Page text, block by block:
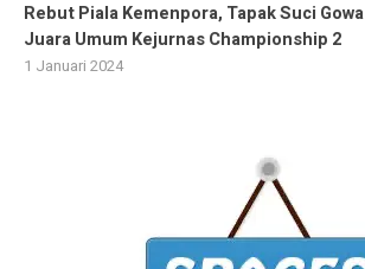
Rebut Piala Kemenpora, Tapak Suci Gowa
Juara Umum Kejurnas Championship 2
1 Januari 2024